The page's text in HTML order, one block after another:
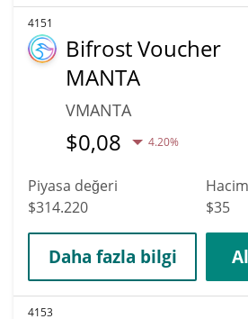
4151
Bifrost Voucher
MANTA
VMANTA
$0,08 4.20%
Piyasa değeri
$314.220
Hacim
$35
Daha fazla bilgi
4153